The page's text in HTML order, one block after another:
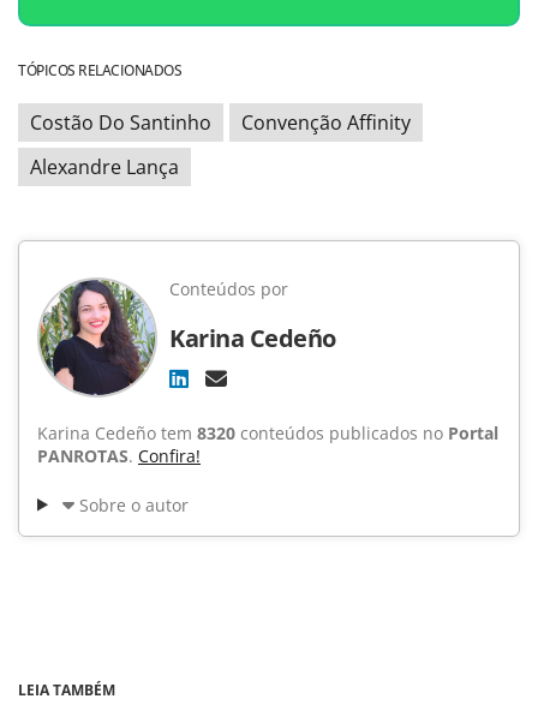
TÓPICOS RELACIONADOS
Costão Do Santinho
Convenção Affinity
Alexandre Lança
Conteúdos por
Karina Cedeño
Karina Cedeño tem 8320 conteúdos publicados no Portal
PANROTAS. Confira!
Sobre o autor
LEIA TAMBÉM